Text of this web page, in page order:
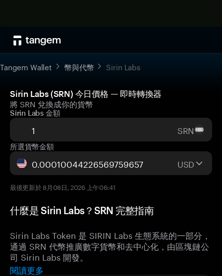
Tangem Wallet 幣與代幣 Sirin Labs
Sirin Labs (SRN) 今日價格 — 即時轉換器
將 SRN 兌換成你的貨幣
Sirin Labs 金額
SRN
所選貨幣金額
USD
最後更新於 8月08日, 2026 上午06:41
什麼是 Sirin Labs？SRN 完整指南
Sirin Labs Token 是 SIRIN Labs 生態系統的一部分，
通過 SRN 代幣推廣數字貨幣和去中心化，由區塊鏈公
司 Sirin Labs 開發。
閱讀更多